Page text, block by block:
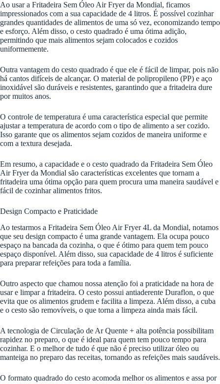
Ao usar a Fritadeira Sem Óleo Air Fryer da Mondial, ficamos
impressionados com a sua capacidade de 4 litros. É possível cozinhar
grandes quantidades de alimentos de uma só vez, economizando tempo
e esforço. Além disso, o cesto quadrado é uma ótima adição,
permitindo que mais alimentos sejam colocados e cozidos
uniformemente.
Outra vantagem do cesto quadrado é que ele é fácil de limpar, pois não
há cantos difíceis de alcançar. O material de polipropileno (PP) e aço
inoxidável são duráveis e resistentes, garantindo que a fritadeira dure
por muitos anos.
O controle de temperatura é uma característica especial que permite
ajustar a temperatura de acordo com o tipo de alimento a ser cozido.
Isso garante que os alimentos sejam cozidos de maneira uniforme e
com a textura desejada.
Em resumo, a capacidade e o cesto quadrado da Fritadeira Sem Óleo
Air Fryer da Mondial são características excelentes que tornam a
fritadeira uma ótima opção para quem procura uma maneira saudável e
fácil de cozinhar alimentos fritos.
Design Compacto e Praticidade
Ao testarmos a Fritadeira Sem Óleo Air Fryer 4L da Mondial, notamos
que seu design compacto é uma grande vantagem. Ela ocupa pouco
espaço na bancada da cozinha, o que é ótimo para quem tem pouco
espaço disponível. Além disso, sua capacidade de 4 litros é suficiente
para preparar refeições para toda a família.
Outro aspecto que chamou nossa atenção foi a praticidade na hora de
usar e limpar a fritadeira. O cesto possui antiaderente Duraflon, o que
evita que os alimentos grudem e facilita a limpeza. Além disso, a cuba
e o cesto são removíveis, o que torna a limpeza ainda mais fácil.
A tecnologia de Circulação de Ar Quente + alta potência possibilitam
rapidez no preparo, o que é ideal para quem tem pouco tempo para
cozinhar. E o melhor de tudo é que não é preciso utilizar óleo ou
manteiga no preparo das receitas, tornando as refeições mais saudáveis.
O formato quadrado do cesto acomoda melhor os alimentos e assa por